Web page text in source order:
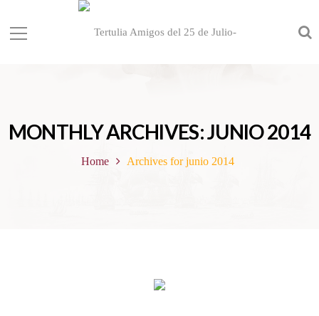
MONTHLY ARCHIVES: JUNIO 2014
Home Archives for junio 2014